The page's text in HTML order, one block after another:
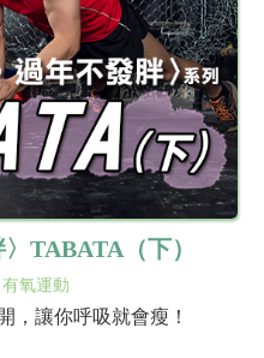
TABATA（下）
有氧運動
，讓你呼吸就會瘦！